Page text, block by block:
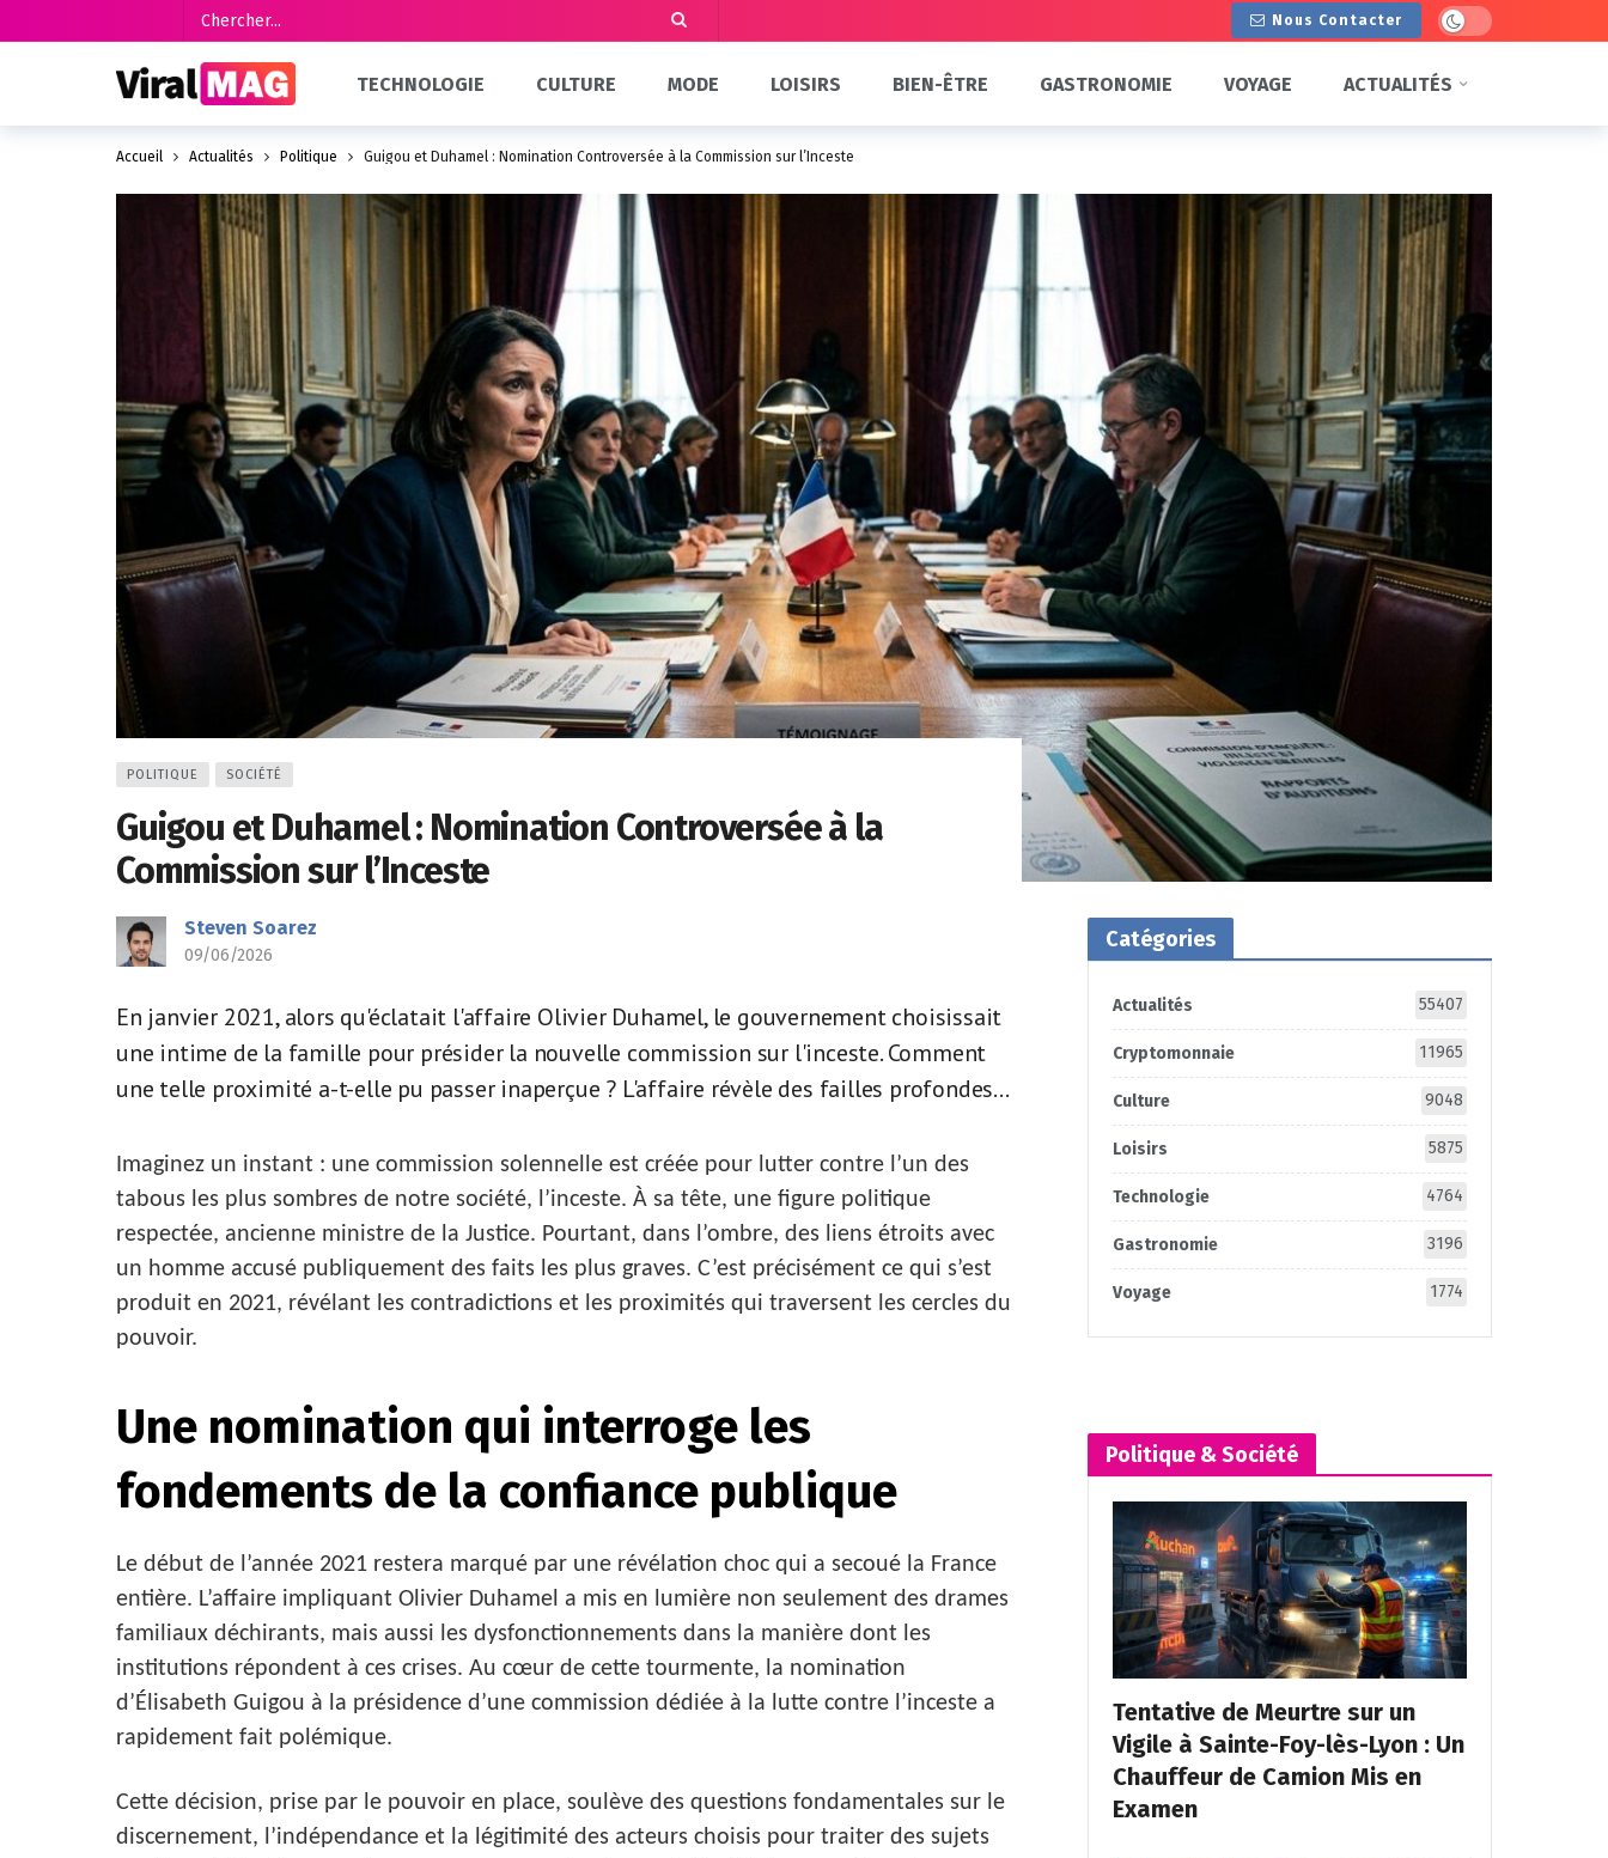
Nous Contacter Dark mode
TECHNOLOGIE CULTURE MODE LOISIRS BIEN-ÊTRE GASTRONOMIE VOYAGE ACTUALITÉS
Accueil Actualités Politique Guigou et Duhamel : Nomination Controversée à la Commission sur l’Inceste
POLITIQUE SOCIÉTÉ
Guigou et Duhamel : Nomination Controversée à la
Commission sur l’Inceste
Steven Soarez
09/06/2026
En janvier 2021, alors qu'éclatait l'affaire Olivier Duhamel, le gouvernement choisissait
une intime de la famille pour présider la nouvelle commission sur l'inceste. Comment
une telle proximité a-t-elle pu passer inaperçue ? L'affaire révèle des failles profondes...
Imaginez un instant : une commission solennelle est créée pour lutter contre l’un des
tabous les plus sombres de notre société, l’inceste. À sa tête, une figure politique
respectée, ancienne ministre de la Justice. Pourtant, dans l’ombre, des liens étroits avec
un homme accusé publiquement des faits les plus graves. C’est précisément ce qui s’est
produit en 2021, révélant les contradictions et les proximités qui traversent les cercles du
pouvoir.
Une nomination qui interroge les
fondements de la confiance publique
Le début de l’année 2021 restera marqué par une révélation choc qui a secoué la France
entière. L’affaire impliquant Olivier Duhamel a mis en lumière non seulement des drames
familiaux déchirants, mais aussi les dysfonctionnements dans la manière dont les
institutions répondent à ces crises. Au cœur de cette tourmente, la nomination
d’Élisabeth Guigou à la présidence d’une commission dédiée à la lutte contre l’inceste a
rapidement fait polémique.
Cette décision, prise par le pouvoir en place, soulève des questions fondamentales sur le
discernement, l’indépendance et la légitimité des acteurs choisis pour traiter des sujets
Catégories
Actualités 55407
Cryptomonnaie 11965
Culture 9048
Loisirs 5875
Technologie 4764
Gastronomie 3196
Voyage 1774
Politique & Société
Tentative de Meurtre sur un
Vigile à Sainte-Foy-lès-Lyon : Un
Chauffeur de Camion Mis en
Examen